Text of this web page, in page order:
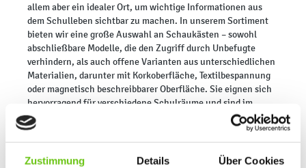
Zustimmung Details Über Cookies
allem aber ein idealer Ort, um wichtige Informationen aus
dem Schulleben sichtbar zu machen. In unserem Sortiment
bieten wir eine große Auswahl an Schaukästen – sowohl
abschließbare Modelle, die den Zugriff durch Unbefugte
verhindern, als auch offene Varianten aus unterschiedlichen
Materialien, darunter mit Korkoberfläche, Textilbespannung
oder magnetisch beschreibbarer Oberfläche. Sie eignen sich
hervorragend für verschiedene Schulräume und sind im
Alltag für Schüler und Lehrkräfte äußerst praktisch.
Bildungseinrichtung ohne mindestens einen Schaukasten